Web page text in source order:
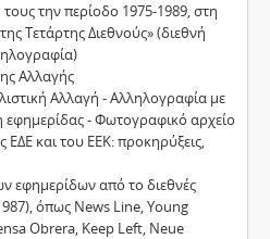
την περίοδο 1975-1989, στη
Τετάρτης ∆ιεθνούς» (διεθνή
Αλλαγής
Αλλαγή - Αλληλογραφία µε
- Φωτογραφικό αρχείο
Ε∆Ε και του ΕΕΚ: προκηρύξεις,
εφηµερίδων από το διεθνές
όπως News Line, Young
Obrera, Keep Left, Neue